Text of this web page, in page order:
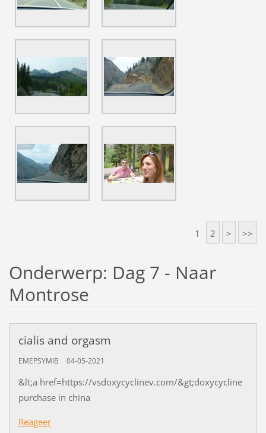
1 2 > >>
Onderwerp: Dag 7 - Naar
Montrose
cialis and orgasm
EMEPSYMIB 04-05-2021
&lt;a href=https://vsdoxycyclinev.com/&gt;doxycycline
purchase in china
Reageer